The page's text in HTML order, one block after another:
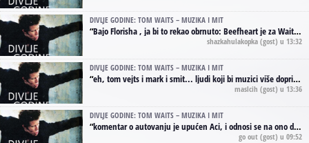
DIVLJE GODINE: TOM WAITS – MUZIKA I MIT
“Bajo Florisha , ja bi to rekao obrnuto: Beefheart je za Waitsa, isto sto i Hendrix za Lenny Kravitza
shazkahulakopka (gost) u 13:32
DIVLJE GODINE: TOM WAITS – MUZIKA I MIT
“eh, tom vejts i mark i smit... ljudi koji bi muzici više doprineli da su radili kao vozači tramvaja u gsp-u.
maslcih (gost) u 13:36
DIVLJE GODINE: TOM WAITS – MUZIKA I MIT
“komentar o autovanju je upućen Aci, i odnosi se na ono drugo autovanje...'senzualnost Waitsa' ;)
go out (gost) u 09:52